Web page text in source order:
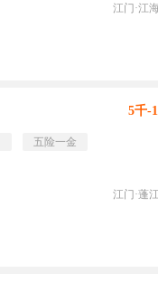
江门·江
5千-
五险一金
江门·蓬